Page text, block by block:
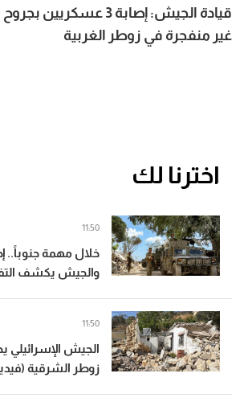
قيادة الجيش: إصابة 3
غير منفجرة في زوطر الغربية
اخترنا لك
خلال مهمة جنوباً..
والجيش يكشف
11:50
الجيش الإسرائيلي
زوطر الشرقية
11:50